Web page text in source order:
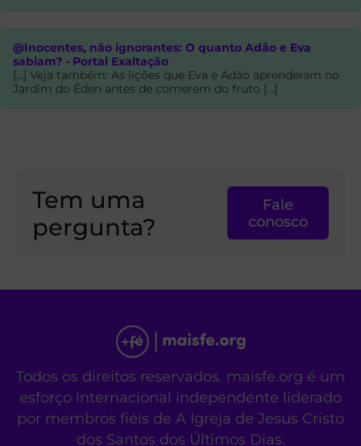
@Inocentes, não ignorantes: O quanto Adão e Eva
sabiam? - Portal Exaltação
[…] Veja também: As lições que Eva e Adão aprenderam no
Jardim do Éden antes de comerem do fruto […]
Tem uma
pergunta?
Fale
conosco
Todos os direitos reservados. maisfe.org é um
esforço internacional independente liderado
por membros fiéis de A Igreja de Jesus Cristo
dos Santos dos Últimos Dias.